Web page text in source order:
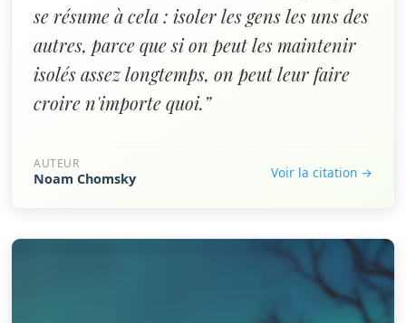
se résume à cela : isoler les gens les uns des
autres, parce que si on peut les maintenir
isolés assez longtemps, on peut leur faire
croire n'importe quoi.”
AUTEUR
Noam Chomsky Voir la citation →